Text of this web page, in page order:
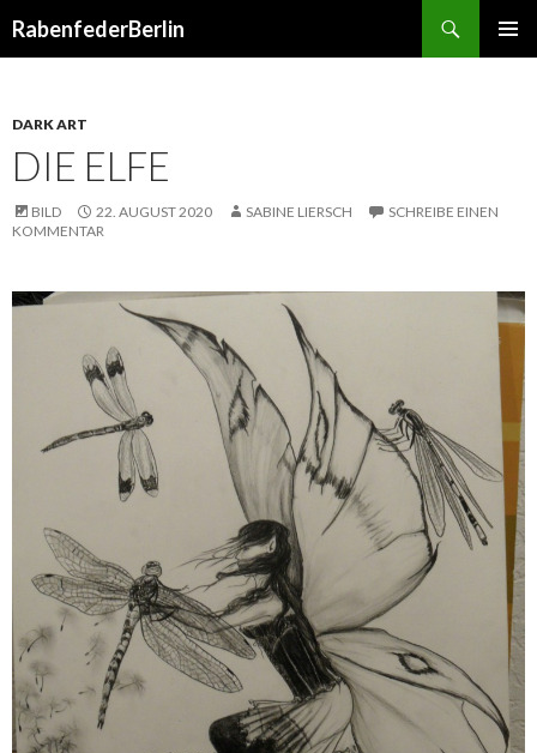
RabenfederBerlin
DARK ART
DIE ELFE
BILD 22. AUGUST 2020 SABINE LIERSCH
SCHREIBE EINEN
KOMMENTAR